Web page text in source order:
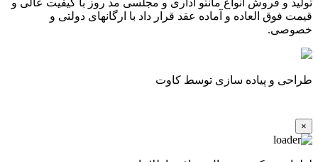
قیمت فوق العاده و آماده عقد قرار داد با ارگانهای دولتی و
خصوصی.
طراحی و پیاده سازی توسط کاوت
×